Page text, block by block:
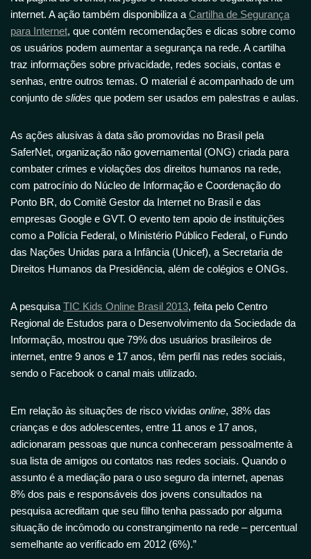
internet. A ação também disponibiliza a Cartilha de Segurança
para Internet, que contém recomendações e dicas sobre como
os usuários podem aumentar a segurança na rede. A cartilha
traz informações sobre privacidade, redes sociais, contas e
senhas, entre outros temas. O material é acompanhado de um
conjunto de slides que podem ser usados em palestras e aulas.
As ações alusivas à data são promovidas no Brasil pela
SaferNet, organização não governamental (ONG) criada para
combater crimes e violações dos direitos humanos na rede,
com patrocínio do Núcleo de Informação e Coordenação do
Ponto BR, do Comitê Gestor da Internet no Brasil e das
empresas Google e GVT. O evento tem apoio de instituições
como a Polícia Federal, o Ministério Público Federal, o Fundo
das Nações Unidas para a Infância (Unicef), a Secretaria de
Direitos Humanos da Presidência, além de colégios e ONGs.
A pesquisa TIC Kids Online Brasil 2013, feita pelo Centro
Regional de Estudos para o Desenvolvimento da Sociedade da
Informação, mostrou que 79% dos usuários brasileiros de
internet, entre 9 anos e 17 anos, têm perfil nas redes sociais,
sendo o Facebook o canal mais utilizado.
Em relação às situações de risco vividas online, 38% das
crianças e dos adolescentes, entre 11 anos e 17 anos,
adicionaram pessoas que nunca conheceram pessoalmente à
sua lista de amigos ou contatos nas redes sociais. Quando o
assunto é a mediação para o uso seguro da internet, apenas
8% dos pais e responsáveis dos jovens consultados na
pesquisa acreditam que seu filho tenha passado por alguma
situação de incômodo ou constrangimento na rede – percentual
semelhante ao verificado em 2012 (6%).”